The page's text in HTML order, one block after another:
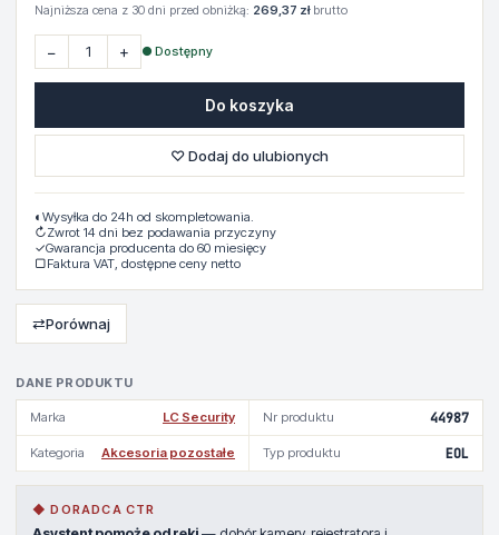
DANE PRODUKTU
Marka LC Security Nr produktu 44987
Kategoria Akcesoria pozostałe Typ produktu EOL
◆ DORADCA CTR
Najniższa cena z 30 dni przed obniżką: 269,37 złbrutto
− + ● Dostępny
Do koszyka
♡ Dodaj do ulubionych
◐ Wysyłka do 24h od skompletowania.
↻Zwrot 14 dni bez podawania przyczyny
✓Gwarancja producenta do 60 miesięcy
▢Faktura VAT, dostępne ceny netto
⇄Porównaj